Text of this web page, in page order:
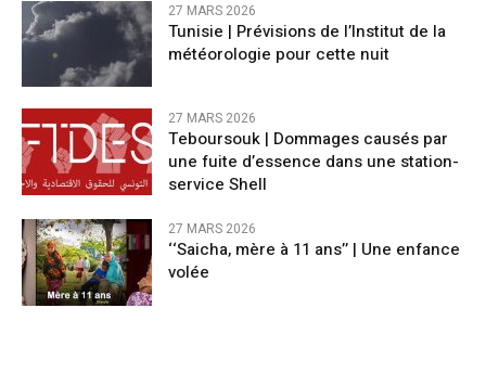
27 MARS 2026
Tunisie | Prévisions de l’Institut de la
météorologie pour cette nuit
27 MARS 2026
Teboursouk | Dommages causés par
une fuite d’essence dans une station-
service Shell
27 MARS 2026
‘‘Saicha, mère à 11 ans’’ | Une enfance
volée